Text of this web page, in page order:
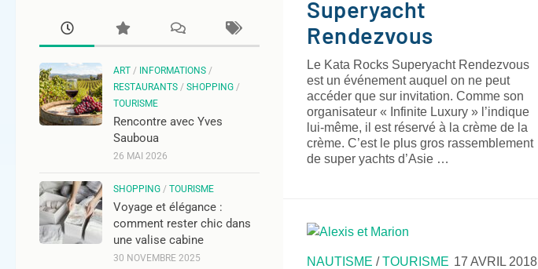
Superyacht
Rendezvous
Le Kata Rocks Superyacht Rendezvous
est un événement auquel on ne peut
accéder que sur invitation. Comme son
organisateur « Infinite Luxury » l’indique
lui-même, il est réservé à la crème de la
crème. C’est le plus gros rassemblement
de super yachts d’Asie …
NAUTISME /TOURISME 17 AVRIL 2018
ART / INFORMATIONS /
RESTAURANTS / SHOPPING /
TOURISME
Rencontre avec Yves
Sauboua
26 MAI 2026
SHOPPING / TOURISME
Voyage et élégance :
comment rester chic dans
une valise cabine
30 NOVEMBRE 2025